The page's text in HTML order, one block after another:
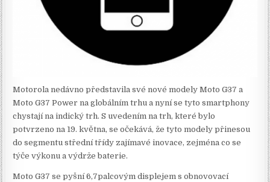
Motorola nedávno představila své nové modely Moto G37 a
Moto G37 Power na globálním trhu a nyní se tyto smartphony
chystají na indický trh. S uvedením na trh, které bylo
potvrzeno na 19. května, se očekává, že tyto modely přinesou
do segmentu střední třídy zajímavé inovace, zejména co se
týče výkonu a výdrže baterie.
Moto G37 se pyšní 6,7palcovým displejem s obnovovací